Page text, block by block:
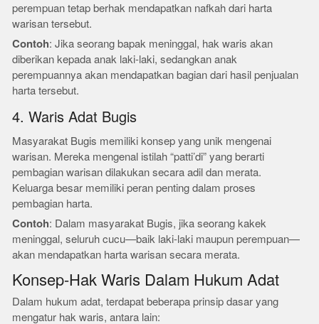
perempuan tetap berhak mendapatkan nafkah dari harta
warisan tersebut.
Contoh: Jika seorang bapak meninggal, hak waris akan
diberikan kepada anak laki-laki, sedangkan anak
perempuannya akan mendapatkan bagian dari hasil penjualan
harta tersebut.
4. Waris Adat Bugis
Masyarakat Bugis memiliki konsep yang unik mengenai
warisan. Mereka mengenal istilah “patti’di” yang berarti
pembagian warisan dilakukan secara adil dan merata.
Keluarga besar memiliki peran penting dalam proses
pembagian harta.
Contoh: Dalam masyarakat Bugis, jika seorang kakek
meninggal, seluruh cucu—baik laki-laki maupun perempuan—
akan mendapatkan harta warisan secara merata.
Konsep-Hak Waris Dalam Hukum Adat
Dalam hukum adat, terdapat beberapa prinsip dasar yang
mengatur hak waris, antara lain: